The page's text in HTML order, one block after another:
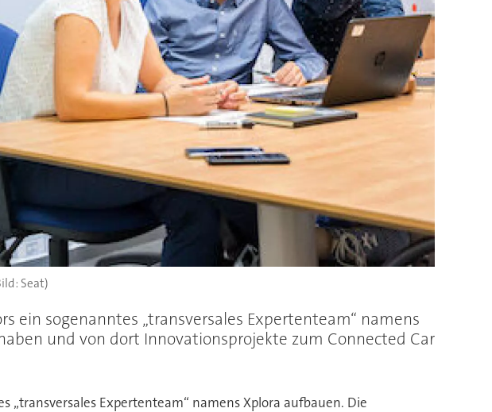
Seat)
sogenanntes „transversales Expertenteam“ namens
und von dort Innovationsprojekte zum Connected Car
Expertenteam“ namens Xplora aufbauen. Die